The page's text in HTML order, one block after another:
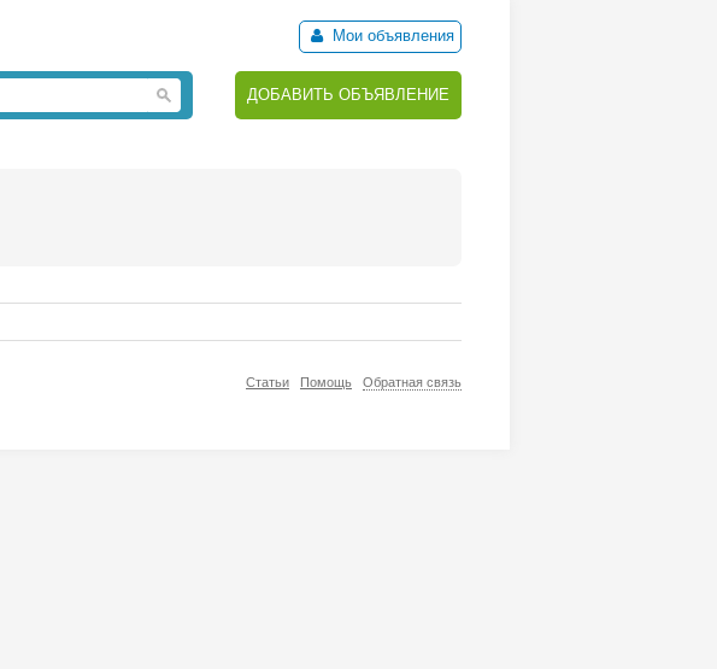
Мои объявления
ДОБАВИТЬ ОБЪЯВЛЕНИЕ
Статьи Помощь Обратная связь